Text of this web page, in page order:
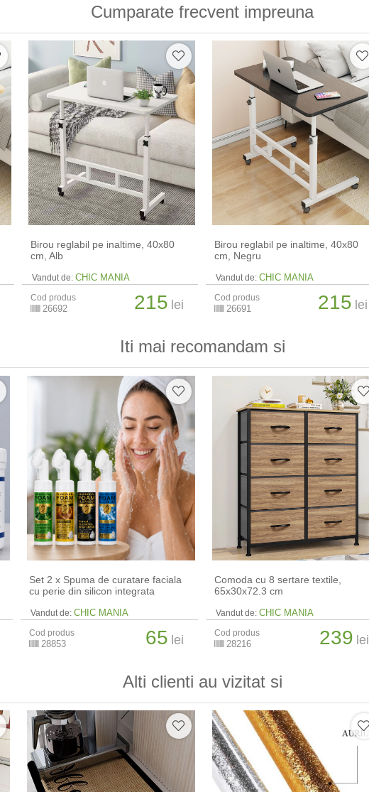
Cumparate frecvent impreuna
Birou reglabil pe inaltime, 40x80
cm, Alb
Vandut de: CHIC MANIA
Cod produs
26692 215 lei
Birou reglabil pe inaltime, 40x80
cm, Negru
Vandut de: CHIC MANIA
Cod produs
26691 215 lei
Iti mai recomandam si
Set 2 x Spuma de curatare faciala
cu perie din silicon integrata
Vandut de: CHIC MANIA
Cod produs
28853 65 lei
Comoda cu 8 sertare textile,
65x30x72.3 cm
Vandut de: CHIC MANIA
Cod produs
28216 239 lei
Alti clienti au vizitat si